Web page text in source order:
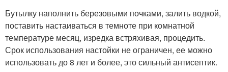
Бутылку наполнить березовыми почками, залить водкой,
поставить настаиваться в темноте при комнатной
температуре месяц, изредка встряхивая, процедить.
Срок использования настойки не ограничен, ее можно
использовать до 8 лет и более, это сильный антисептик.